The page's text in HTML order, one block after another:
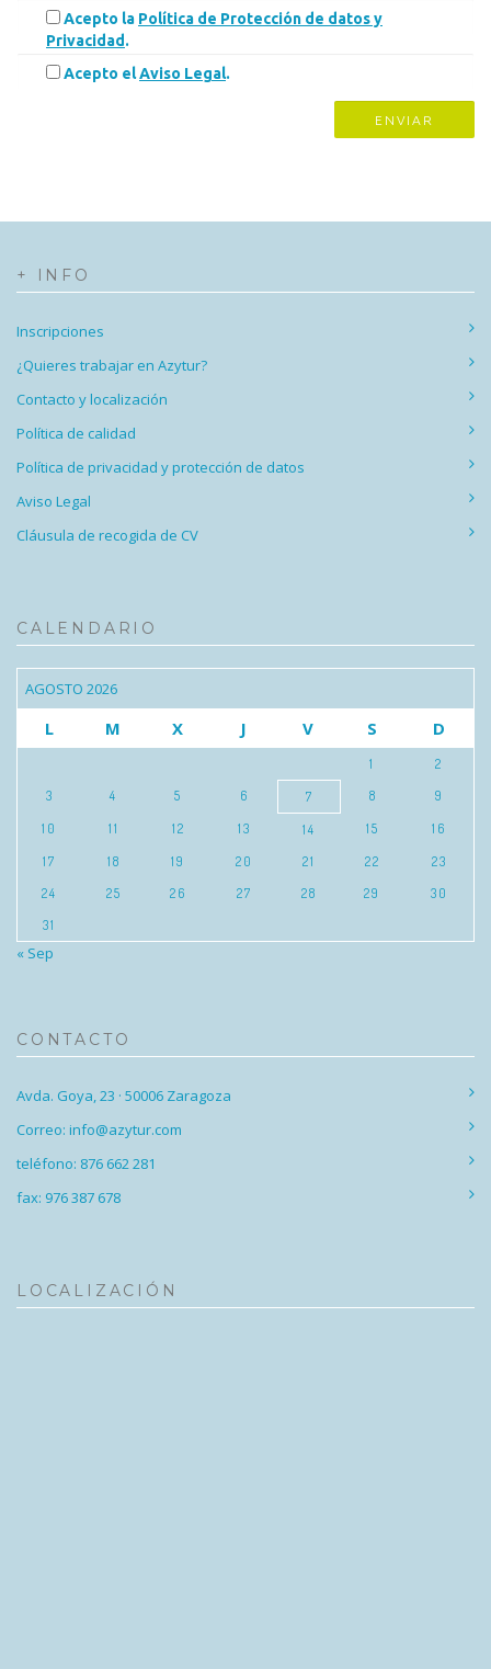
Acepto la Política de Protección de datos y
Privacidad .
Acepto elAviso Legal.
+ INFO
Inscripciones
¿Quieres trabajar en Azytur?
Contacto y localización
Política de calidad
Política de privacidad y protección de datos
Aviso Legal
Cláusula de recogida de CV
CALENDARIO
AGOSTO 2026
L M X J V S D
1
2
3
4 5 6 7 8
9
10
11 12 13 14 15
16
17
18 19 20 21 22
23
24
25 26 27 28 29
30
31
« Sep
CONTACTO
Avda. Goya, 23 · 50006 Zaragoza
Correo: info@azytur.com
teléfono: 876 662 281
fax: 976 387 678
LOCALIZACIÓN